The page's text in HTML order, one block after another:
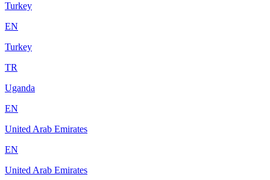
Turkey
EN
Turkey
TR
Uganda
EN
United Arab Emirates
EN
United Arab Emirates